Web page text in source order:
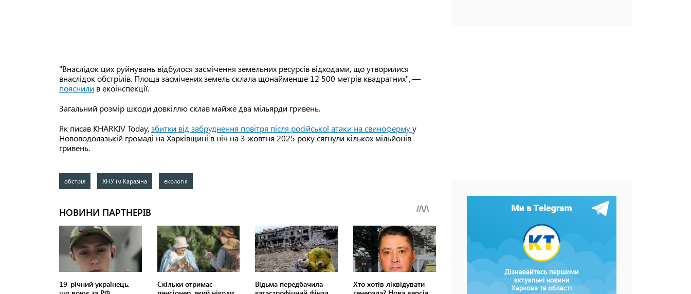
"Внаслідок цих руйнувань відбулося засмічення земельних ресурсів відходами, що утворилися
внаслідок обстрілів. Площа засмічених земель склала щонайменше 12 500 метрів квадратних", —
пояснили в екоінспекції.
Загальний розмір шкоди довкіллю склав майже два мільярди гривень.
Як писав KHARKIV Today,збитки від забруднення повітря після російської атаки на свинофермуу
Нововодолазькій громаді на Харківщині в ніч на 3 жовтня 2025 року сягнули кількох мільйонів
гривень.
обстріл ХНУ ім Каразіна екологія